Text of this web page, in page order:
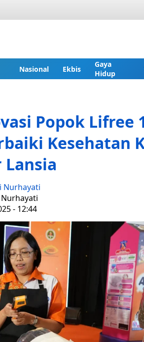
Nasional Ekbis
Gaya
Hidup
Popok Lifree
Kesehatan
Nurhayati
- 12:44